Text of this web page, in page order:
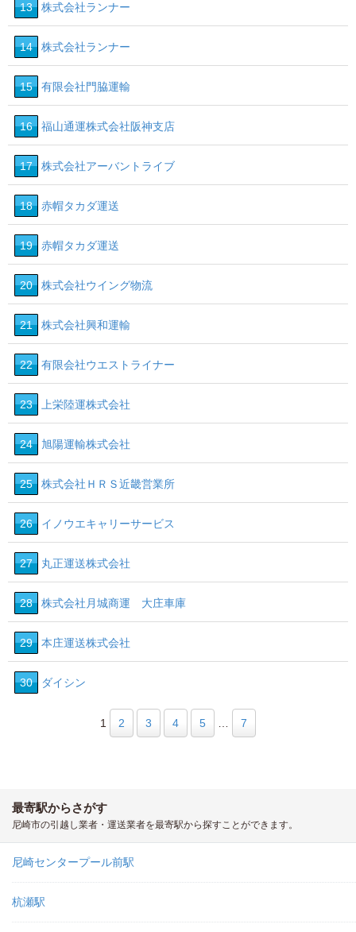
13 株式会社ランナー
14 株式会社ランナー
15 有限会社門脇運輸
16 福山通運株式会社阪神支店
17 株式会社アーバントライブ
18 赤帽タカダ運送
19 赤帽タカダ運送
20 株式会社ウイング物流
21 株式会社興和運輸
22 有限会社ウエストライナー
23 上栄陸運株式会社
24 旭陽運輸株式会社
25 株式会社ＨＲＳ近畿営業所
26 イノウエキャリーサービス
27 丸正運送株式会社
28 株式会社月城商運 大庄車庫
29 本庄運送株式会社
30 ダイシン
1 2 3 4 5 7
最寄駅からさがす
尼崎市の引越し業者・運送業者を最寄駅から探すことができます。
尼崎センタープール前駅
杭瀬駅